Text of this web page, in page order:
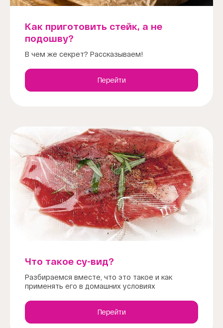
Как приготовить стейк, а не
подошву?
В чем же секрет? Рассказываем!
Перейти
Что такое су-вид?
Разбираемся вместе, что это такое и как
применять его в домашних условиях
Перейти